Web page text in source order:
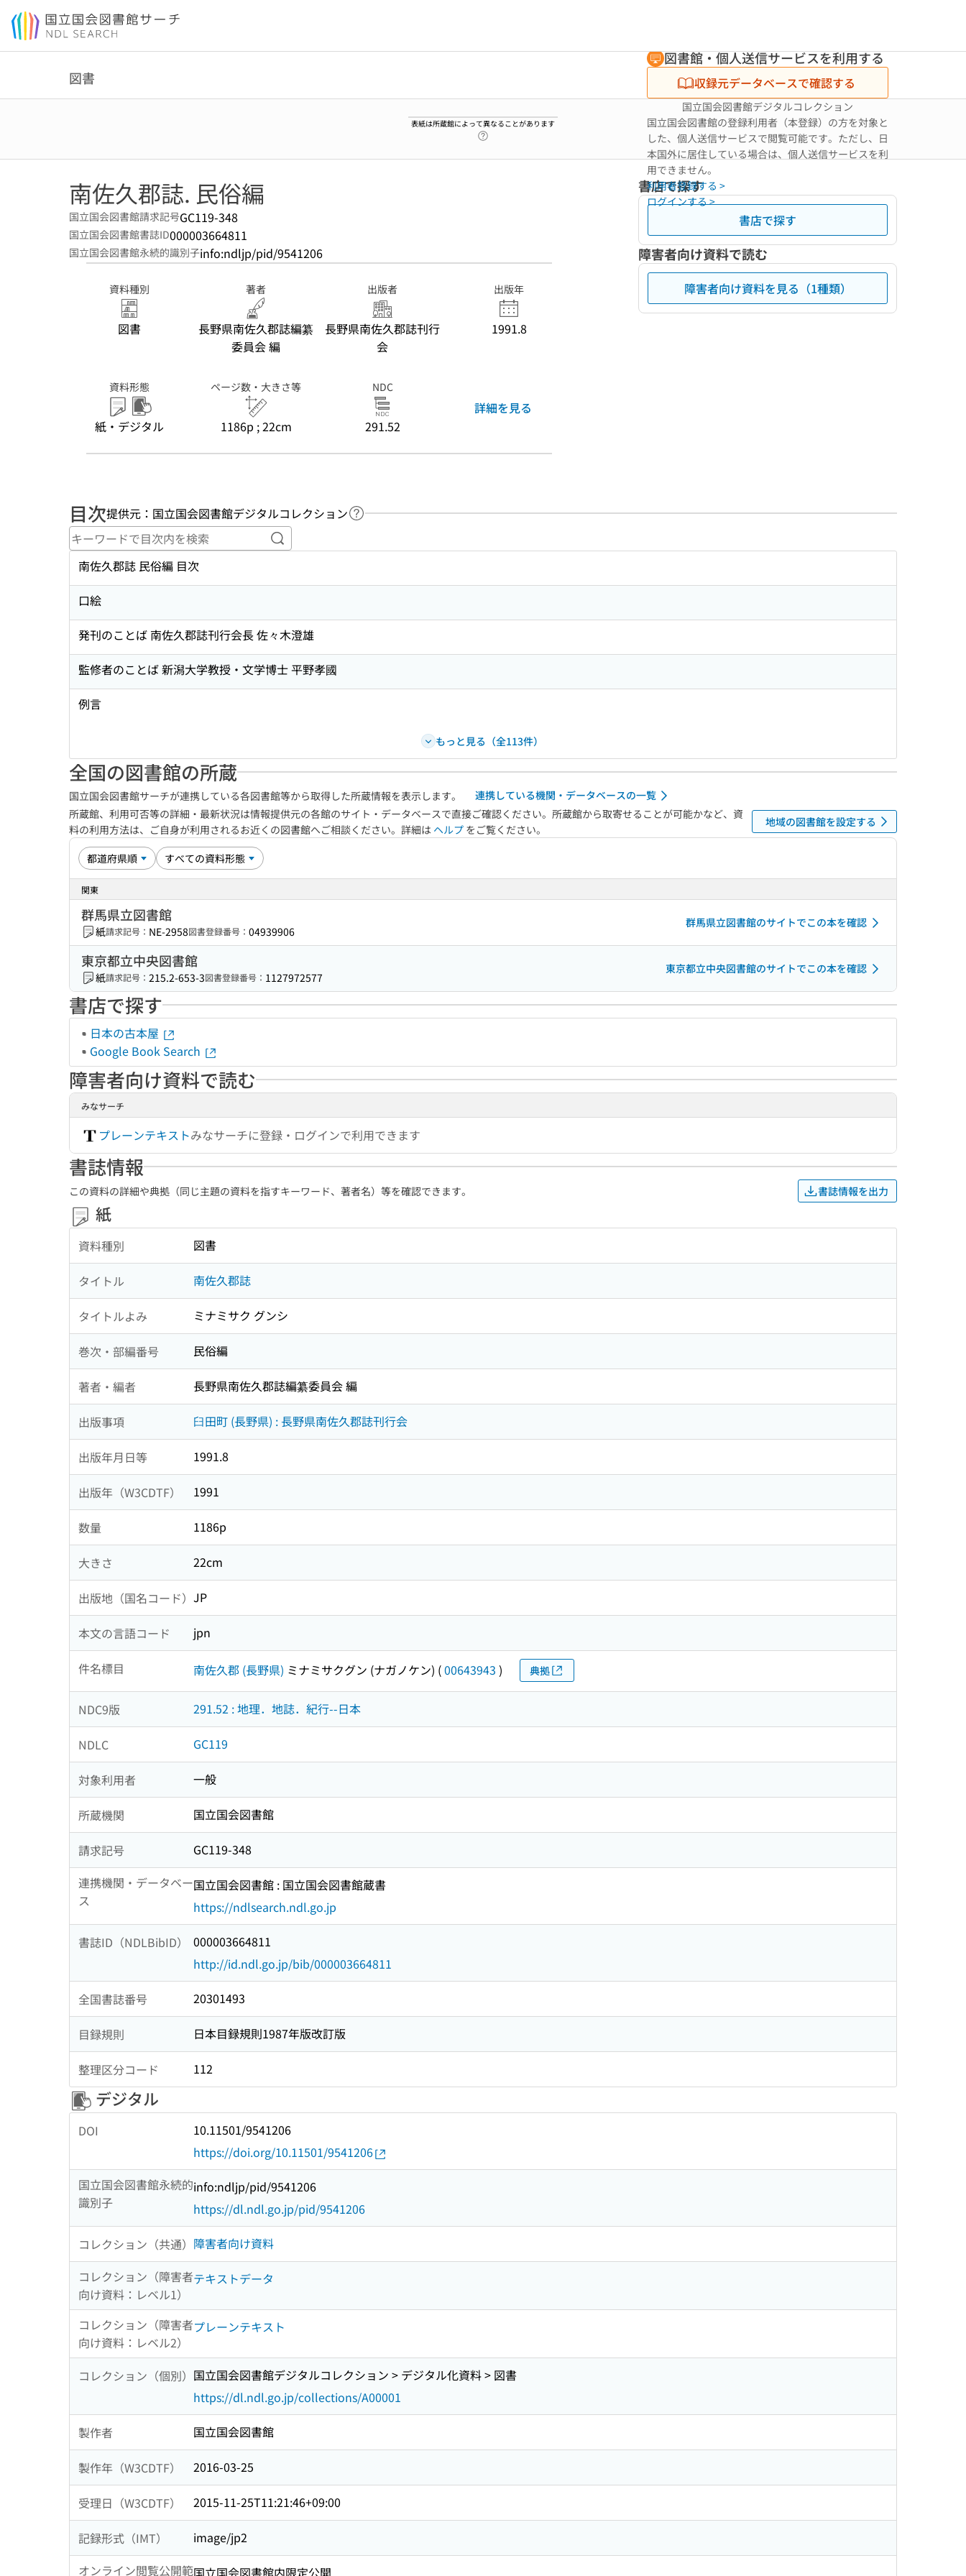
本文へ移動
図書
表紙は所蔵館によって異なることがあります
図書館・個人送信サービスを利用する
収録元データベースで確認する
国立国会図書館デジタルコレクション
国立国会図書館の登録利用者（本登録）の方を対象と
した、個人送信サービスで閲覧可能です。ただし、日
本国外に居住している場合は、個人送信サービスを利
用できません。
利用者登録する >
ログインする >
南佐久郡誌. 民俗編
国立国会図書館請求記号GC119-348
国立国会図書館書誌ID000003664811
国立国会図書館永続的識別子info:ndljp/pid/9541206
資料種別
図書
著者
長野県南佐久郡誌編纂
委員会 編
出版者
長野県南佐久郡誌刊行
会
出版年
1991.8
資料形態
紙・デジタル
ページ数・大きさ等
1186p ; 22cm
NDC
291.52
詳細を見る
書店で探す
書店で探す
障害者向け資料で読む
障害者向け資料を見る（1種類）
目次提供元：国立国会図書館デジタルコレクション ヘルプページへのリンク
キーワードで目次内を検索
南佐久郡誌 民俗編 目次
口絵
発刊のことば 南佐久郡誌刊行会長 佐々木澄雄
監修者のことば 新潟大学教授・文学博士 平野孝國
例言
もっと見る（全113件）
全国の図書館の所蔵
国立国会図書館サーチが連携している各図書館等から取得した所蔵情報を表示します。
連携している機関・データベースの一覧
所蔵館、利用可否等の詳細・最新状況は情報提供元の各館のサイト・データベースで直接ご確認ください。所蔵館から取寄せることが可能かなど、資
料の利用方法は、ご自身が利用されるお近くの図書館へご相談ください。詳細は ヘルプ をご覧ください。
地域の図書館を設定する
関東
群馬県立図書館
紙請求記号： NE-2958図書登録番号： 04939906
群馬県立図書館のサイトでこの本を確認
東京都立中央図書館
紙請求記号： 215.2-653-3図書登録番号： 1127972577
東京都立中央図書館のサイトでこの本を確認
書店で探す
日本の古本屋
Google Book Search
障害者向け資料で読む
みなサーチ
プレーンテキストみなサーチに登録・ログインで利用できます
書誌情報
この資料の詳細や典拠（同じ主題の資料を指すキーワード、著者名）等を確認できます。 書誌情報を出力
紙
資料種別 図書
タイトル 南佐久郡誌
タイトルよみ ミナミサク グンシ
巻次・部編番号 民俗編
著者・編者 長野県南佐久郡誌編纂委員会 編
出版事項 臼田町 (長野県) : 長野県南佐久郡誌刊行会
出版年月日等 1991.8
出版年（W3CDTF） 1991
数量 1186p
大きさ 22cm
出版地（国名コード） JP
本文の言語コード jpn
件名標目 南佐久郡 (長野県) ミナミサクグン (ナガノケン) (00643943 ) 典拠
NDC9版 291.52 : 地理．地誌．紀行--日本
NDLC GC119
対象利用者 一般
所蔵機関 国立国会図書館
請求記号
GC119-348
連携機関・データベー
ス
国立国会図書館 : 国立国会図書館蔵書
https://ndlsearch.ndl.go.jp
書誌ID（NDLBibID）
000003664811
http://id.ndl.go.jp/bib/000003664811
全国書誌番号 20301493
目録規則 日本目録規則1987年版改訂版
整理区分コード 112
デジタル
DOI
10.11501/9541206
https://doi.org/10.11501/9541206
国立国会図書館永続的
識別子
info:ndljp/pid/9541206
https://dl.ndl.go.jp/pid/9541206
コレクション（共通） 障害者向け資料
コレクション（障害者
向け資料：レベル1）
テキストデータ
コレクション（障害者
向け資料：レベル2）
プレーンテキスト
コレクション（個別） 国立国会図書館デジタルコレクション > デジタル化資料 > 図書
https://dl.ndl.go.jp/collections/A00001
製作者 国立国会図書館
製作年（W3CDTF） 2016-03-25
受理日（W3CDTF） 2015-11-25T11:21:46+09:00
記録形式（IMT）
image/jp2
オンライン閲覧公開範国立国会図書館内限定公開